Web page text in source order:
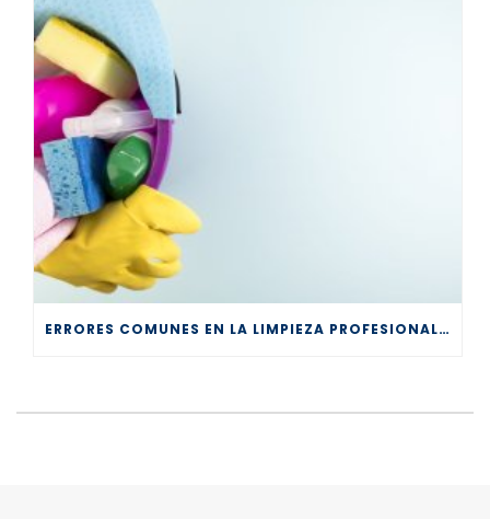
ERRORES COMUNES EN LA LIMPIEZA PROFESIONAL Y CÓMO EVITARLOS